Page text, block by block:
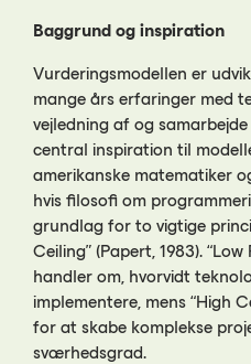
Baggrund og inspiration
Vurderingsmodellen er
mange års erfaringer med
vejledning af og
central inspiration til
amerikanske matematiker
hvis filosofi om
grundlag for to vigtige
Ceiling” (Papert, 1983).
handler om, hvorvidt
implementere, mens “High
for at skabe komplekse
sværhedsgrad.